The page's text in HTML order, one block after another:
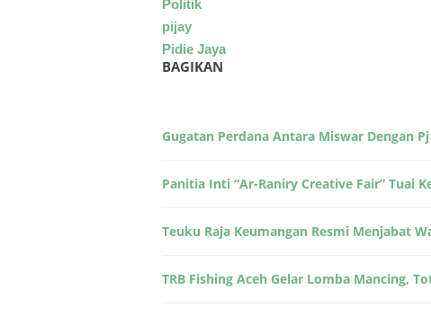
Politik
pijay
Pidie Jaya
BAGIKAN
Gugatan Perdana Antara Miswar Dengan
Panitia Inti “Ar-Raniry Creative Fair” Tuai
Teuku Raja Keumangan Resmi Menjabat
TRB Fishing Aceh Gelar Lomba Mancing,